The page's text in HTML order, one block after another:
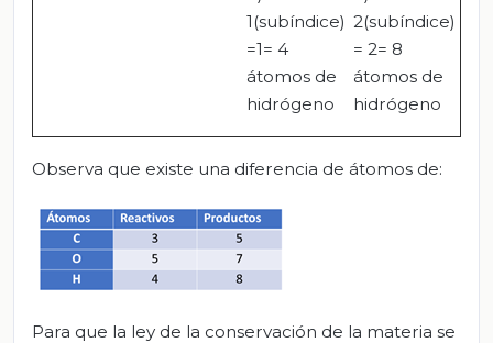
1(subíndice)
=1= 4
átomos de
hidrógeno
2(subíndice)
= 2= 8
átomos de
hidrógeno
Observa que existe una diferencia de átomos de:
Para que la ley de la conservación de la materia se